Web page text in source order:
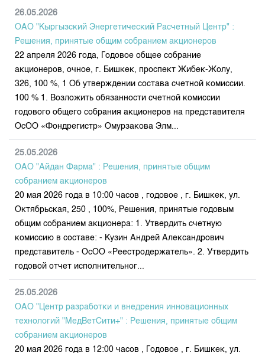
Корпоративные документы
Контакты
25 лет ЗАО КФБ
Котировки по драг. металлам
Расписание аукционов по ГЦБ
Результаты аукционов ГЦБ
Объем ГЦБ в обращении
Результаты аукционов по депозитам
26.05.2026
ОАО "Кыргызский Энергетический Расчетный Центр" :
Решения, принятые общим собранием акционеров
22 апреля 2026 года, Годовое общее собрание
акционеров, очное, г. Бишкек, проспект Жибек-Жолу,
326, 100 %, 1 Об утверждении состава счетной комиссии.
100 % 1. Возложить обязанности счетной комиссии
годового общего собрания акционеров на представителя
ОсОО «Фондрегистр» Омурзакова Элм...
25.05.2026
ОАО "Айдан Фарма" : Решения, принятые общим
собранием акционеров
20 мая 2026 года в 10:00 часов , годовое , г. Бишкек, ул.
Октябрьская, 250 , 100%, Решения, принятые годовым
общим собранием акционера: 1. Утвердить счетную
комиссию в составе: - Кузин Андрей Александрович
представитель - ОсОО «Реестродержатель». 2. Утвердить
годовой отчет исполнительног...
25.05.2026
ОАО "Центр разработки и внедрения инновационных
технологий "МедВетСити+" : Решения, принятые общим
собранием акционеров
20 мая 2026 года в 12:00 часов , Годовое , г. Бишкек, ул.